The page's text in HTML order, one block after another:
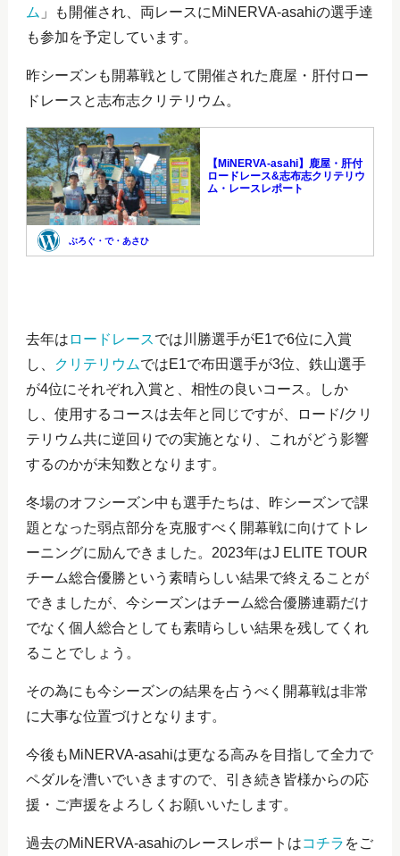
ム 」も開催され、両レースにMiNERVA-asahiの選手達
も参加を予定しています。
昨シーズンも開幕戦として開催された鹿屋・肝付ロー
ドレースと志布志クリテリウム。
去年は ロードレースでは川勝選手がE1で6位に入賞
し、
クリテリウムではE1で布田選手が3位、鉄山選手
が4位にそれぞれ入賞と、相性の良いコース。しか
し、使用するコースは去年と同じですが、ロード/クリ
テリウム共に逆回りでの実施となり、これがどう影響
するのかが未知数となります。
冬場のオフシーズン中も選手たちは、昨シーズンで課
題となった弱点部分を克服すべく開幕戦に向けてトレ
ーニングに励んできました。2023年はJ ELITE TOUR
チーム総合優勝という素晴らしい結果で終えることが
できましたが、今シーズンはチーム総合優勝連覇だけ
でなく個人総合としても素晴らしい結果を残してくれ
ることでしょう。
その為にも今シーズンの結果を占うべく開幕戦は非常
に大事な位置づけとなります。
今後もMiNERVA-asahiは更なる高みを目指して全力で
ペダルを漕いでいきますので、引き続き皆様からの応
援・ご声援をよろしくお願いいたします。
過去のMiNERVA-asahiのレースレポートはコチラ をご